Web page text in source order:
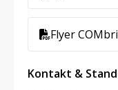
Flyer
Kontakt &